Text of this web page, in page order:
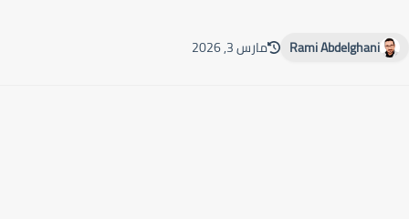
Rami Abdelghani مارس 3, 2026